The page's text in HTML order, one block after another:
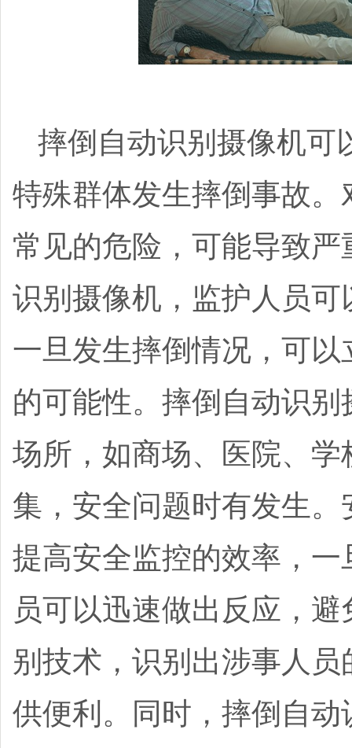
摔倒自动识别摄像机可
特殊群体发生摔倒事故
常见的危险，可能导致
识别摄像机，监护人员
一旦发生摔倒情况，可
的可能性。 摔倒自动识别
场所，如商场、医院、
集，安全问题时有发生
提高安全监控的效率，
员可以迅速做出反应，
别技术，识别出涉事人
供便利。同时，摔倒自